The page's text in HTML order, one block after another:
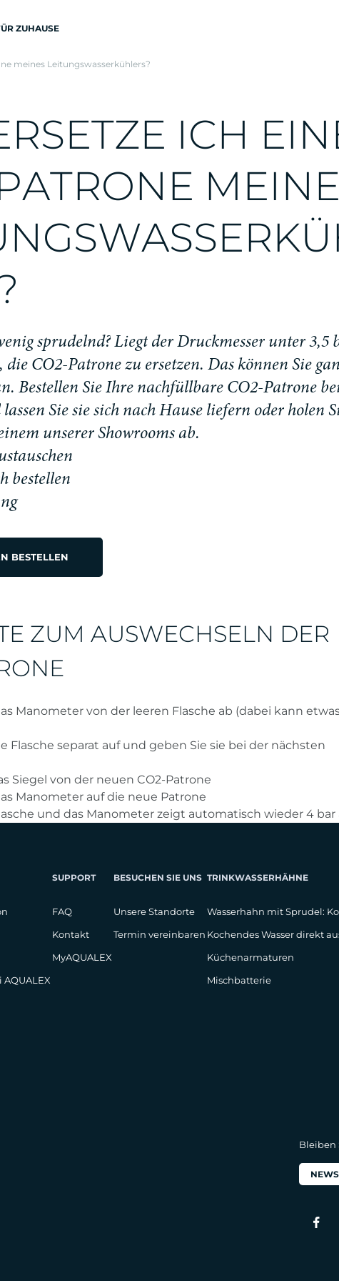
ZUHAUSE
meines Leitungswasserkühlers?
RSETZE ICH EIN
ATRONE MEINE
NGSWASSERKÜ
enig sprudelnd? Liegt der Druckmesser unter 3,5
, die CO2-Patrone zu ersetzen. Das können Sie gan
n. Bestellen Sie Ihre nachfüllbare CO2-Patrone be
lassen Sie sie sich nach Hause liefern oder holen S
inem unserer Showrooms ab.
bestellen
BESTELLEN
ZUM AUSWECHSELN DER
Manometer von der leeren Flasche ab (dabei kann
Flasche separat auf und geben Sie sie bei der nächsten
Siegel von der neuen CO2-Patrone
Manometer auf die neue Patrone
und das Manometer zeigt automatisch wieder 4 bar
SUPPORT
FAQ
Kontakt
MyAQUALEX
BESUCHEN SIE UNS
Unsere Standorte
Termin vereinbaren
TRINKWASSERHÄHNE
Wasserhahn mit Sprudel:
Kochendes Wasser direkt
Küchenarmaturen
Mischbatterie
Bleiben